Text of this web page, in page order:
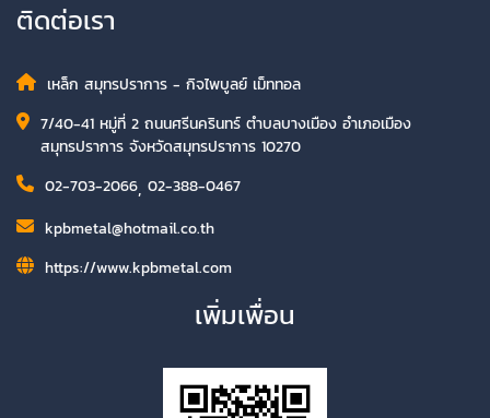
ติดต่อเรา
เหล็ก สมุทรปราการ - กิจไพบูลย์ เม็ททอล
7/40-41 หมู่ที่ 2 ถนนศรีนครินทร์ ตำบลบางเมือง อำเภอเมือง
สมุทรปราการ จังหวัดสมุทรปราการ 10270
02-703-2066, 02-388-0467
kpbmetal@hotmail.co.th
https://www.kpbmetal.com
เพิ่มเพื่อน